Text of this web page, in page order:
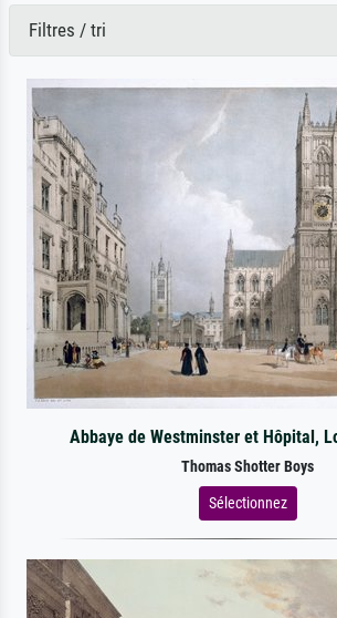
Filtres / tri
Abbaye de Westminster et Hôpital,
Thomas Shotter Boys
Sélectionnez